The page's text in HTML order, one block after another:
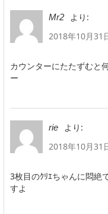
Mr2
より:
2018年10月31
カウンターにたたずむと
ー
rie
より:
2018年10月31
3枚目のｸﾘｴちゃんに悶絶
すよ